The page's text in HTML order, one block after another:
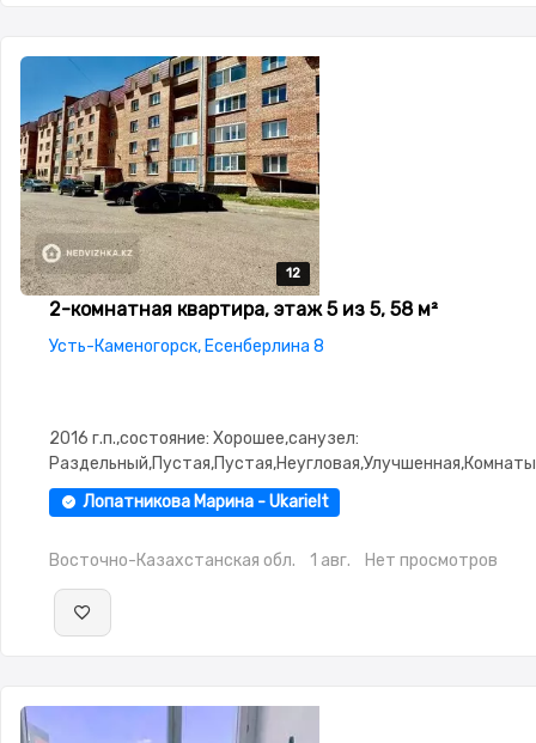
12
12
12
12
12
2-комнатная квартира, этаж 5 из 5, 58 м²
Усть-Каменогорск, Есенберлина 8
2016 г.п.,состояние: Хорошее,санузел:
Раздельный,Пустая,Пустая,Неугловая,Улучшенная,Комнаты
изолированы,Тихий двор,Удобно под коммерцию
Лопатникова Марина - Ukarielt
Восточно-Казахстанская обл. 1 авг. Нет просмотров